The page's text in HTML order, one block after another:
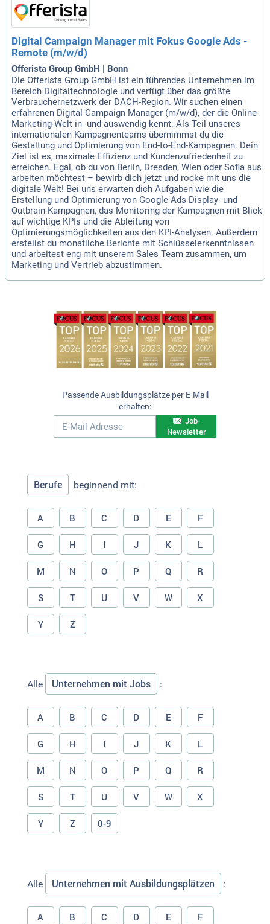
Digital Campaign Manager mit Fokus Google Ads -
Remote (m/w/d)
Offerista Group GmbH | Bonn
Die Offerista Group GmbH ist ein führendes Unternehmen im
Bereich Digitaltechnologie und verfügt über das größte
Verbrauchernetzwerk der DACH-Region. Wir suchen einen
erfahrenen Digital Campaign Manager (m/w/d), der die Online-
Marketing-Welt in- und auswendig kennt. Als Teil unseres
internationalen Kampagnenteams übernimmst du die
Gestaltung und Optimierung von End-to-End-Kampagnen. Dein
Ziel ist es, maximale Effizienz und Kundenzufriedenheit zu
erreichen. Egal, ob du von Berlin, Dresden, Wien oder Sofia aus
arbeiten möchtest – bewirb dich jetzt und rocke mit uns die
digitale Welt! Bei uns erwarten dich Aufgaben wie die
Erstellung und Optimierung von Google Ads Display- und
Outbrain-Kampagnen, das Monitoring der Kampagnen mit Blick
auf wichtige KPIs und die Ableitung von
Optimierungsmöglichkeiten aus den KPI-Analysen. Außerdem
erstellst du monatliche Berichte mit Schlüsselerkenntnissen
und arbeitest eng mit unserem Sales Team zusammen, um
Marketing und Vertrieb abzustimmen.
Passende Ausbildungsplätze per E-Mail
erhalten:
Job-
Newsletter
Berufe beginnend mit:
A B C D E F
G H I J K L
M N O P Q R
S T U V W X
Y Z
Alle Unternehmen mit Jobs :
A B C D E F
G H I J K L
M N O P Q R
S T U V W X
Y Z 0-9
Alle Unternehmen mit Ausbildungsplätzen :
A B C D E F